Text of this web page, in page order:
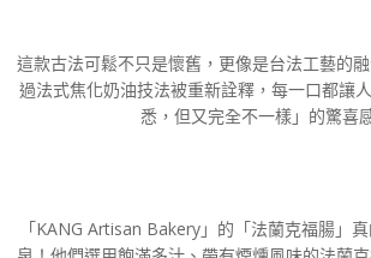
這款古法可鬆不只是懷舊，更像是台法工藝的
過法式焦化奶油技法被重新詮釋，每一口都讓
悉，但又完全不一樣」的驚喜
「KANG Artisan Bakery」的「法蘭克福腸」